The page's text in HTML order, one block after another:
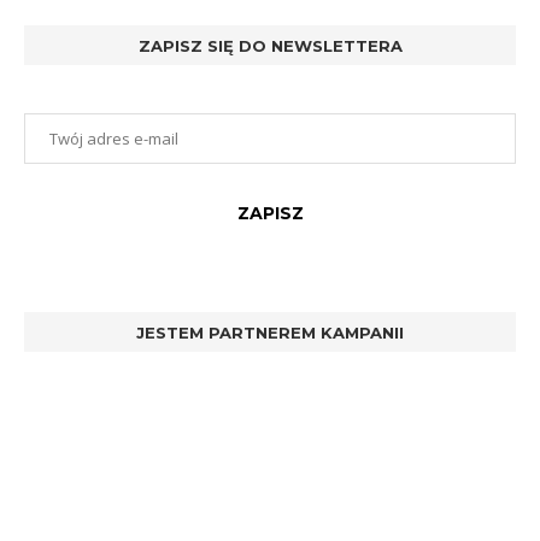
ZAPISZ SIĘ DO NEWSLETTERA
JESTEM PARTNEREM KAMPANII